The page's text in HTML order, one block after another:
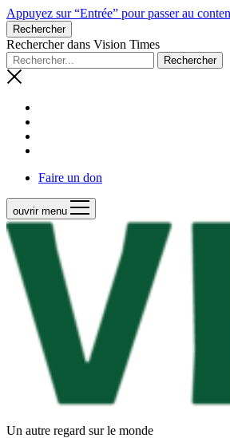
Appuyez sur “Entrée” pour passer au
Rechercher
Rechercher dans Vision Times
Faire un don
ouvrir menu
Un autre regard sur le monde